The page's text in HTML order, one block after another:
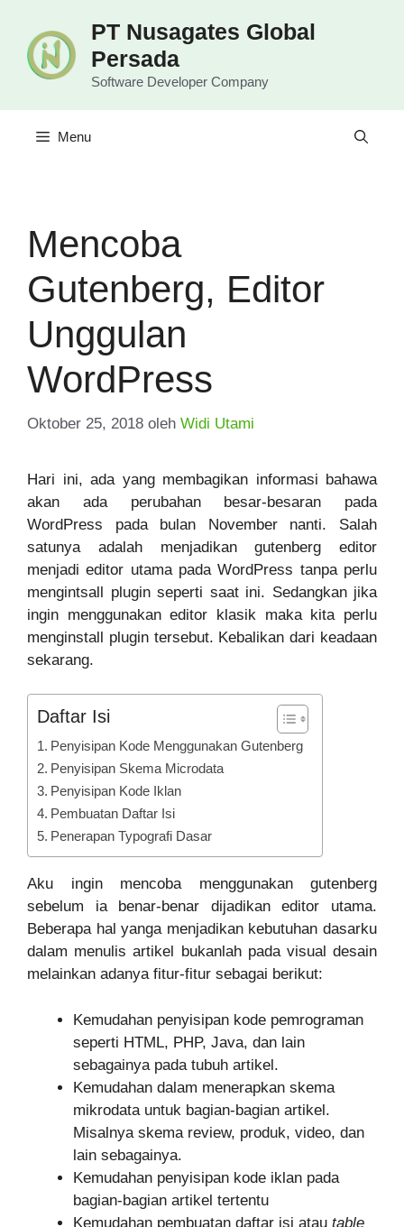
PT Nusagates Global
Persada
Software Developer Company
Menu
Mencoba
Gutenberg, Editor
Unggulan
WordPress
Oktober 25, 2018 oleh Widi Utami
Hari ini, ada yang membagikan informasi bahawa
akan ada perubahan besar-besaran pada
WordPress pada bulan November nanti. Salah
satunya adalah menjadikan gutenberg editor
menjadi editor utama pada WordPress tanpa perlu
mengintsall plugin seperti saat ini. Sedangkan jika
ingin menggunakan editor klasik maka kita perlu
menginstall plugin tersebut. Kebalikan dari keadaan
sekarang.
Daftar Isi
Penyisipan Kode Menggunakan Gutenberg
Penyisipan Skema Microdata
Penyisipan Kode Iklan
Pembuatan Daftar Isi
Penerapan Typografi Dasar
Aku ingin mencoba menggunakan gutenberg
sebelum ia benar-benar dijadikan editor utama.
Beberapa hal yanga menjadikan kebutuhan dasarku
dalam menulis artikel bukanlah pada visual desain
melainkan adanya fitur-fitur sebagai berikut:
Kemudahan penyisipan kode pemrograman
seperti HTML, PHP, Java, dan lain
sebagainya pada tubuh artikel.
Kemudahan dalam menerapkan skema
mikrodata untuk bagian-bagian artikel.
Misalnya skema review, produk, video, dan
lain sebagainya.
Kemudahan penyisipan kode iklan pada
bagian-bagian artikel tertentu
Kemudahan pembuatan daftar isi atau table